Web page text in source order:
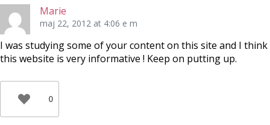
Marie
maj 22, 2012 at 4:06 e m
I was studying some of your content on this site and I think
this website is very informative ! Keep on putting up.
0